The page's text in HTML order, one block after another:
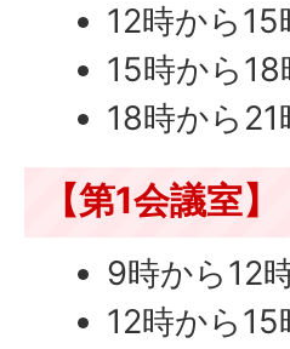
12時から
15時から
18時から21
【第1会議室】
9時から12
12時から